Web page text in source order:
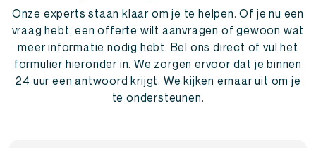
Onze experts staan klaar om je te helpen. Of je nu een
vraag hebt, een offerte wilt aanvragen of gewoon wat
meer informatie nodig hebt. Bel ons direct of vul het
formulier hieronder in. We zorgen ervoor dat je binnen
24 uur een antwoord krijgt. We kijken ernaar uit om je
te ondersteunen.